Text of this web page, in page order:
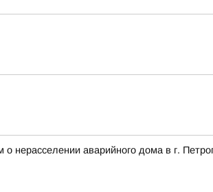
нерасселении аварийного дома в г.